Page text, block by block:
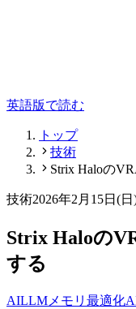
英語版で読む
トップ
技術
Strix Haloの
技術2026年2月15日(日
Strix Haloの
する
AILLM メモリ最適化